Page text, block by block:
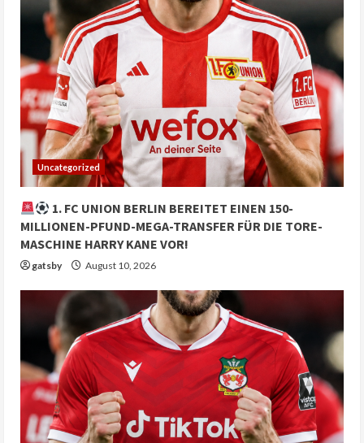
Uncategorized
1. FC UNION BERLIN BEREITET EINEN 150-
MILLIONEN-PFUND-MEGA-TRANSFER FÜR DIE TORE-
MASCHINE HARRY KANE VOR!
gatsby August 10, 2026